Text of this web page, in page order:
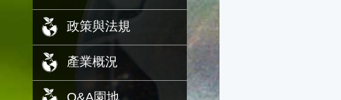
政策與法規
產業概況